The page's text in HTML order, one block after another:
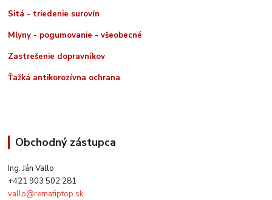
Sitá - triedenie surovín
Mlyny - pogumovanie - všeobecné
Zastrešenie dopravníkov
Ťažká antikorozívna ochrana
Obchodný zástupca
Ing. Ján Vallo
+421 903 502 281
vallo@rematiptop.sk